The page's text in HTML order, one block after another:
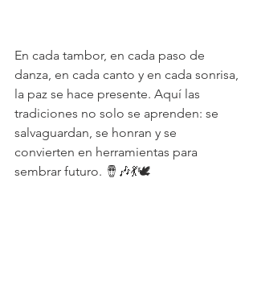
En cada tambor, en cada paso de
danza, en cada canto y en cada sonrisa,
la paz se hace presente. Aquí las
tradiciones no solo se aprenden: se
salvaguardan, se honran y se
convierten en herramientas para
sembrar futuro. 🪘🎶💃🕊️